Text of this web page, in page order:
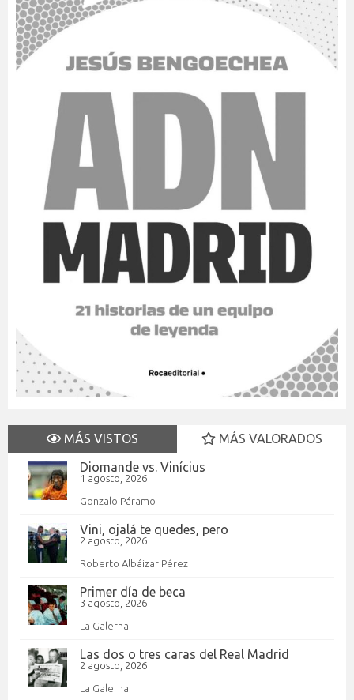
MÁS VISTOS
MÁS VALORADOS
Diomande vs. Vinícius
1 agosto, 2026
Gonzalo Páramo
Vini, ojalá te quedes, pero
2 agosto, 2026
Roberto Albáizar Pérez
Primer día de beca
3 agosto, 2026
La Galerna
Las dos o tres caras del Real Madrid
2 agosto, 2026
La Galerna